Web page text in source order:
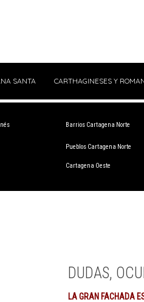
SANTA CARTHAGINESES Y
Barrios Cartagena Norte
Pueblos Cartagena Norte
Cartagena Oeste
DUDAS,
LA GRAN FACHADA